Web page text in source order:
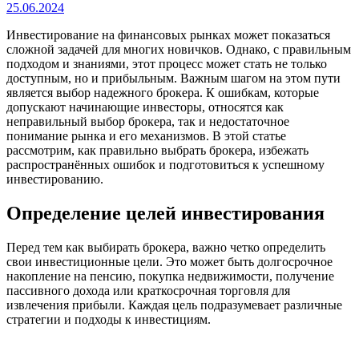
25.06.2024
Инвестирование на финансовых рынках может показаться
сложной задачей для многих новичков. Однако, с правильным
подходом и знаниями, этот процесс может стать не только
доступным, но и прибыльным. Важным шагом на этом пути
является выбор надежного брокера. К ошибкам, которые
допускают начинающие инвесторы, относятся как
неправильный выбор брокера, так и недостаточное
понимание рынка и его механизмов. В этой статье
рассмотрим, как правильно выбрать брокера, избежать
распространённых ошибок и подготовиться к успешному
инвестированию.
Определение целей инвестирования
Перед тем как выбирать брокера, важно четко определить
свои инвестиционные цели. Это может быть долгосрочное
накопление на пенсию, покупка недвижимости, получение
пассивного дохода или краткосрочная торговля для
извлечения прибыли. Каждая цель подразумевает различные
стратегии и подходы к инвестициям.